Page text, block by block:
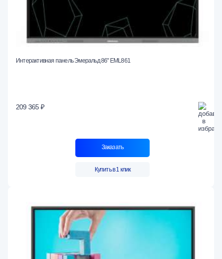
Интерактивная панель Эмеральд 86" EML861
209 365 ₽
Заказать
Купить в 1 клик